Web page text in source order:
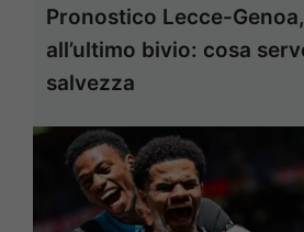
Pronostico Lecce-
all’ultimo bivio: cosa
salvezza